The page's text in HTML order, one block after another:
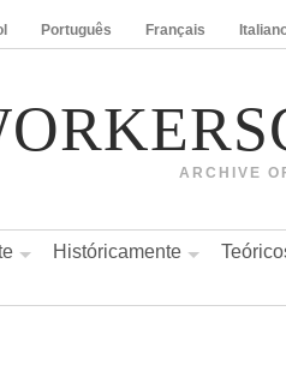
Português Français
ARCHIVE
Históricamente